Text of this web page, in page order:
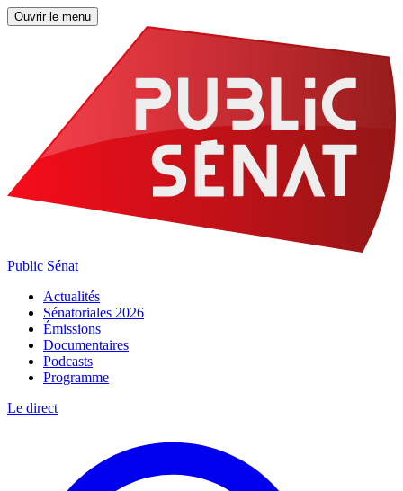
Ouvrir le menu
Public Sénat
Actualités
Sénatoriales 2026
Émissions
Documentaires
Podcasts
Programme
Le direct